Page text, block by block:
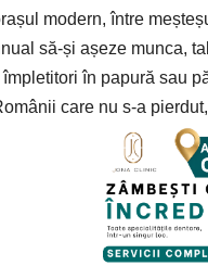
modern, între
să-și așeze munca,
în papură sau
care nu s-a